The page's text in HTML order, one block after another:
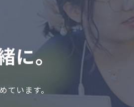
。
います。